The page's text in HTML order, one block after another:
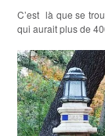
C’est là que se
qui aurait plus de